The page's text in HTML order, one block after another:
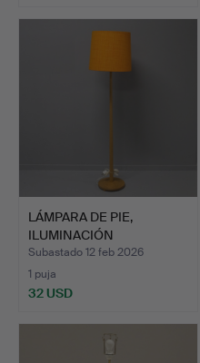
LÁMPARA DE PIE,
ILUMINACIÓN
FAGERHULTS.
Subastado 12 feb 2026
1 puja
32 USD